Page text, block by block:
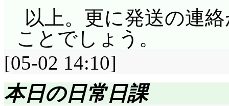
以上。更に発送の連
ことでしょう。
[05-02 14:10]
本日の日常日課